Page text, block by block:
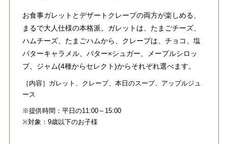
お食事ガレットとデザートクレープの両方が楽しめる、
まるで大人仕様の本格派。ガレットは、たまごチーズ、
ハムチーズ、たまごハムから、クレープは、チョコ、塩
バターキャラメル、バター×シュガー、メープルシロッ
プ、ジャム(4種からセレクト)からそれぞれ選べます。
［内容］ガレット、クレープ、本日のスープ、アップルジュ
ース
※提供時間：平日の11:00～15:00
※対象：9歳以下のお子様